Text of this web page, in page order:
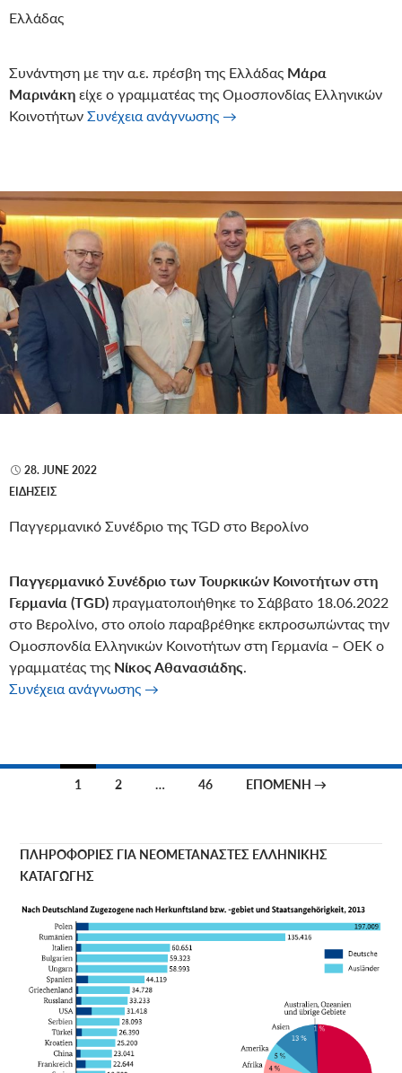
Ελλάδας
Συνάντηση με την α.ε. πρέσβη της Ελλάδας Μάρα
Μαρινάκη είχε ο γραμματέας της Ομοσπονδίας Ελληνικών
Κοινοτήτων Συνέχεια ανάγνωσης Συνάντηση του γραμματέα
→
28. JUNE 2022
ΕΙΔΉΣΕΙΣ
Παγγερμανικό Συνέδριο της TGD στο Βερολίνο
Παγγερμανικό Συνέδριο των Τουρκικών Κοινοτήτων στη
Γερμανία (ΤGD) πραγματοποιήθηκε το Σάββατο 18.06.2022
στο Βερολίνο, στο οποίο παραβρέθηκε εκπροσωπώντας την
Ομοσπονδία Ελληνικών Κοινοτήτων στη Γερμανία – ΟΕΚ ο
γραμματέας της Νίκος Αθανασιάδης.
Συνέχεια ανάγνωσης Παγγερμανικό Συνέδριο της TGD στο
→
Πλοήγηση
1 2 … 46 ΕΠΌΜΕΝΗ →
ΠΛΗΡΟΦΟΡΙΕΣ ΓΙΑ ΝΕΟΜΕΤΑΝΑΣΤΕΣ ΕΛΛΗΝΙΚΗΣ
ΚΑΤΑΓΩΓΗΣ